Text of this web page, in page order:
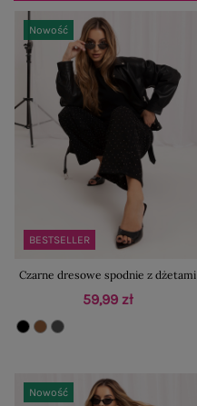
BESTSELLER
Nowość
Czarne dresowe spodnie z dżetami
59,99 zł
Nowość